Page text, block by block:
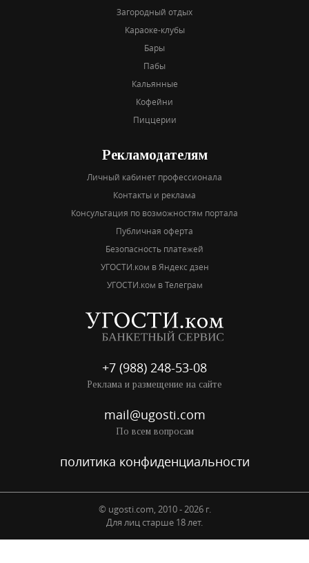
Загородный отдых
Караоке-клубы
Бары
Пабы
Кальянные
Кофейни
Пиццерии
Рекламодателям
Личный кабинет профессионала
Контакты и реклама
Консультация по возможностям портала
Публичная оферта
Безопасность платежей
УГОСТИ.ком в Яндекс дзен
УГОСТИ.ком в Телеграм
+7 (988) 248-53-08
Реклама и размещение на сайте
mail@ugosti.com
По всем вопросам
политика конфиденциальности
© ugosti.com, 2010 - 2026 г.
Для лиц старше 18 лет.